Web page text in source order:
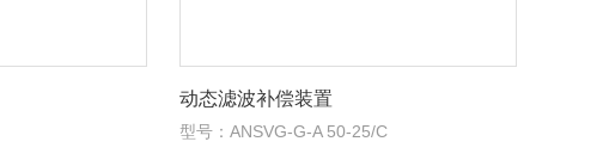
动态滤波补偿装置
型号：ANSVG-G-A 50-25/C